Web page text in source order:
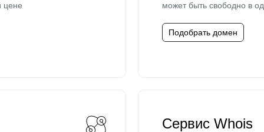
цене может быть свободно в
Подобрать домен
Сервис Whois